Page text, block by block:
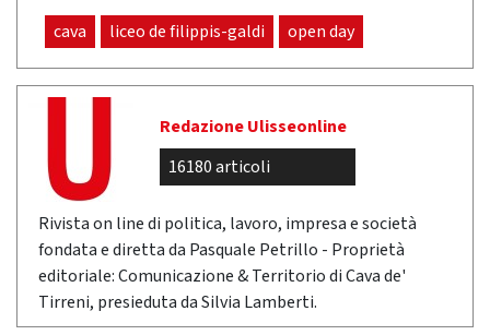
cava liceo de filippis-galdi open day
Redazione Ulisseonline
16180 articoli
Rivista on line di politica, lavoro, impresa e società
fondata e diretta da Pasquale Petrillo - Proprietà
editoriale: Comunicazione & Territorio di Cava de'
Tirreni, presieduta da Silvia Lamberti.